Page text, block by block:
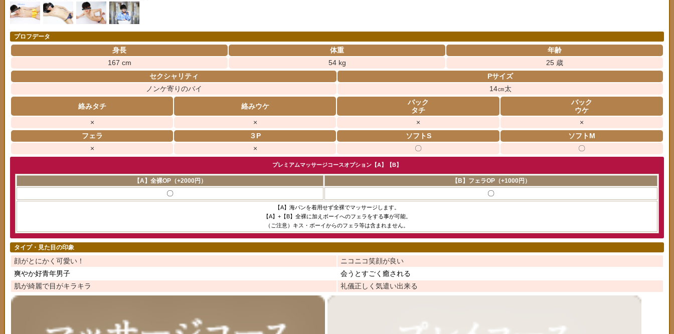
プロフデータ
身長 体重
年齢
167 cm
54 kg
25 歳
セクシャリティ
Pサイズ
ノンケ寄りのバイ
14㎝太
絡みタチ 絡みウケ
バック
タチ
バック
ウケ
×
× ×
×
フェラ
３P ソフトS
ソフトM
×
× 〇 〇
プレミアムマッサージコースオプション【A】【B】
【A】全裸OP（+2000円） 【B】フェラOP（+1000円）
〇 〇
【A】海パンを着用せず全裸でマッサージします。
【A】+【B】全裸に加えボーイへのフェラをする事が可能。
（ご注意）キス・ボーイからのフェラ等は含まれません。
タイプ・見た目の印象
顔がとにかく可愛い！
ニコニコ笑顔が良い
爽やか好青年男子
会うとすごく癒される
肌が綺麗で目がキラキラ
礼儀正しく気遣い出来る